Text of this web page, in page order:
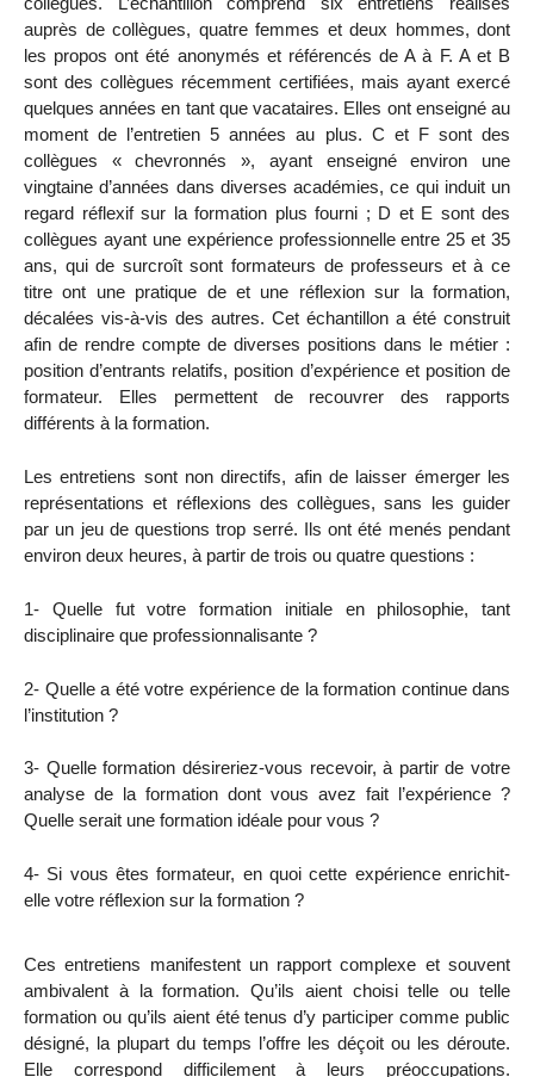
auprès de collègues, quatre femmes et deux hommes, dont
les propos ont été anonymés et référencés de A à F. A et B
sont des collègues récemment certifiées, mais ayant exercé
quelques années en tant que vacataires. Elles ont enseigné au
moment de l’entretien 5 années au plus. C et F sont des
collègues « chevronnés », ayant enseigné environ une
vingtained’années dans diverses académies, ce qui induit un
regard réflexif sur la formation plus fourni ; D et E sont des
collègues ayant une expérience professionnelle entre 25 et 35
ans, qui de surcroît sont formateurs de professeurs et à ce
titre ont une pratique deet une réflexionsur la formation,
décalées vis-à-vis des autres. Cet échantillon a été construit
afin de rendre compte de diverses positions dans le métier :
position d’entrants relatifs, position d’expérience et position de
formateur. Elles permettent de recouvrer des rapports
différents à la formation.
Les entretiens sont non directifs, afin de laisser émerger les
représentations et réflexions des collègues, sans les guider
par un jeu de questions trop serré. Ils ont été menés pendant
environ deux heures, à partir de trois ou quatre questions :
1- Quelle fut votre formation initiale en philosophie, tant
disciplinaire que professionnalisante ?
2- Quelle a été votre expérience de la formation continue dans
l’institution ?
3- Quelle formation désireriez-vous recevoir, à partir de votre
analyse de la formation dont vous avez fait l’expérience ?
Quelle serait une formation idéale pour vous ?
4- Si vous êtes formateur, en quoi cette expérience enrichit-
elle votre réflexion sur la formation ?
Ces entretiens manifestent un rapport complexe et souvent
ambivalent à la formation. Qu’ils aient choisi telle ou telle
formation ou qu’ils aient été tenus d’y participer comme public
désigné, la plupart du temps l’offre les déçoit ou les déroute.
Elle correspond difficilement à leurs préoccupations.